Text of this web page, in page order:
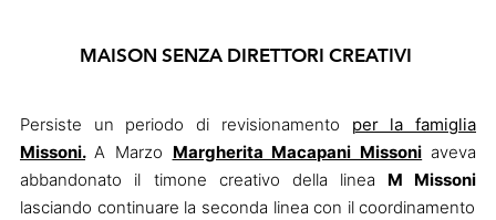
MAISON SENZA DIRETTORI CREATIVI
Persiste un periodo di revisionamento per la famiglia
Missoni. A Marzo Margherita Macapani Missoni aveva
abbandonato il timone creativo della linea M Missoni
lasciando continuare la seconda linea con il coordinamento